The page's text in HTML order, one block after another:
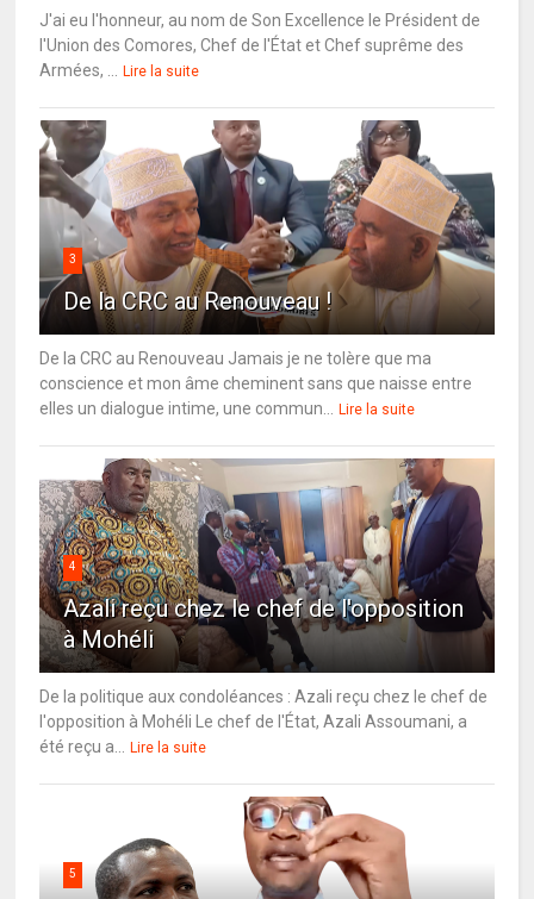
J'ai eu l'honneur, au nom de Son Excellence le Président de
l'Union des Comores, Chef de l'État et Chef suprême des
Armées, ...
Lire la suite
3
De la CRC au Renouveau !
De la CRC au Renouveau Jamais je ne tolère que ma
conscience et mon âme cheminent sans que naisse entre
elles un dialogue intime, une commun...
Lire la suite
4
Azali reçu chez le chef de l'opposition
à Mohéli
De la politique aux condoléances : Azali reçu chez le chef de
l'opposition à Mohéli Le chef de l'État, Azali Assoumani, a
été reçu a...
Lire la suite
5